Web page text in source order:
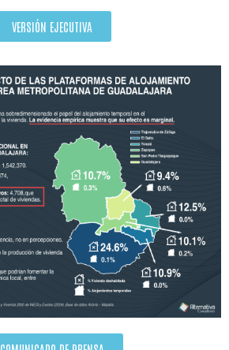
VERSIÓN EJECUTIVA